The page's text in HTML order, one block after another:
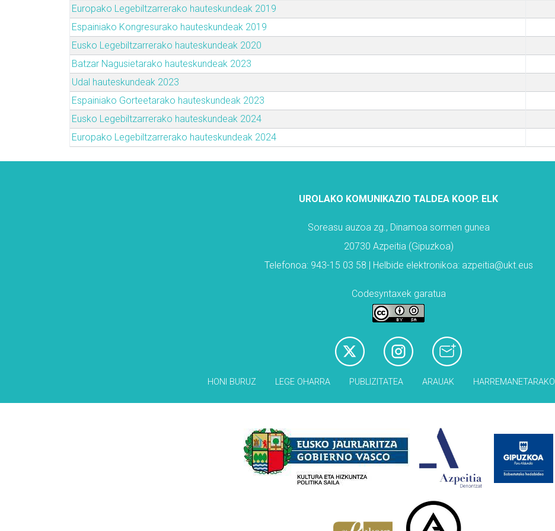
Europako Legebiltzarrerako hauteskundeak 2019
Espainiako Kongresurako hauteskundeak 2019
Eusko Legebiltzarrerako hauteskundeak 2020
Batzar Nagusietarako hauteskundeak 2023
Udal hauteskundeak 2023
Espainiako Gorteetarako hauteskundeak 2023
Eusko Legebiltzarrerako hauteskundeak 2024
Europako Legebiltzarrerako hauteskundeak 2024
UROLAKO KOMUNIKAZIO TALDEA KOOP. ELK
Soreasu auzoa zg., Dinamoa sormen gunea
20730 Azpeitia (Gipuzkoa)
Telefonoa: 943-15 03 58 | Helbide elektronikoa: azpeitia@ukt.eus
Codesyntaxek garatua
HONI BURUZ LEGE OHARRA PUBLIZITATEA ARAUAK HARREMANETARAKO